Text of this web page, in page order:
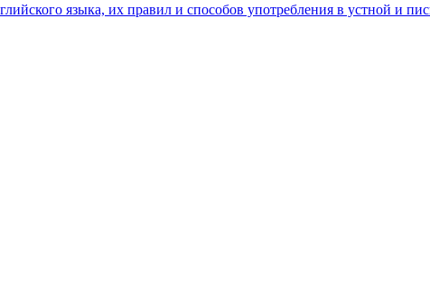
языка, их правил и способов употребления в устной и